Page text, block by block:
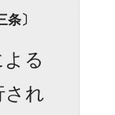
〕
る
され